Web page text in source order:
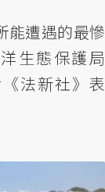
能遭遇的最慘
生態保護局
《法新社》表